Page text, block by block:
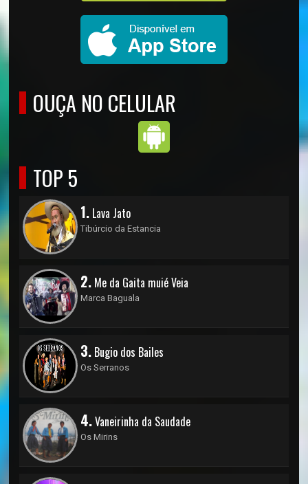
OUÇA NO CELULAR
TOP 5
1. Lava Jato
Tibúrcio da Estancia
2. Me da Gaita muié Veia
Marca Baguala
3. Bugio dos Bailes
Os Serranos
4.Vaneirinha da Saudade
Os Mirins